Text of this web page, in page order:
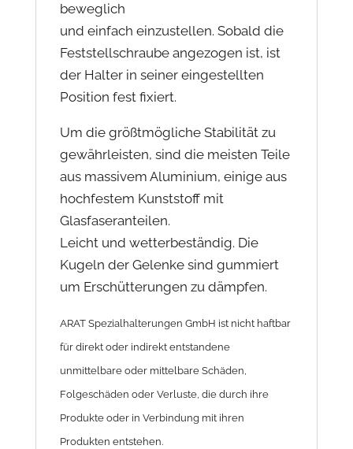
beweglich
und einfach einzustellen. Sobald die
Feststellschraube angezogen ist, ist
der Halter in seiner eingestellten
Position fest fixiert.
Um die größtmögliche Stabilität zu
gewährleisten, sind die meisten Teile
aus massivem Aluminium, einige aus
hochfestem Kunststoff mit
Glasfaseranteilen.
Leicht und wetterbeständig. Die
Kugeln der Gelenke sind gummiert
um Erschütterungen zu dämpfen.
ARAT Spezialhalterungen GmbH ist nicht haftbar
für direkt oder indirekt entstandene
unmittelbare oder mittelbare Schäden,
Folgeschäden oder Verluste, die durch ihre
Produkte oder in Verbindung mit ihren
Produkten entstehen.